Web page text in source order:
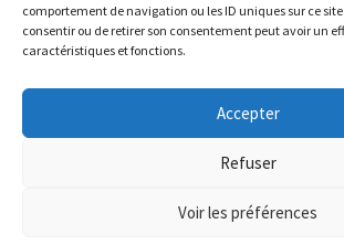
comportement de navigation ou les ID uniques sur ce
consentir ou de retirer son consentement peut avoir un
caractéristiques et fonctions.
Accepter
Refuser
Voir les préférences
Conditions générales de vente
Mentions légales